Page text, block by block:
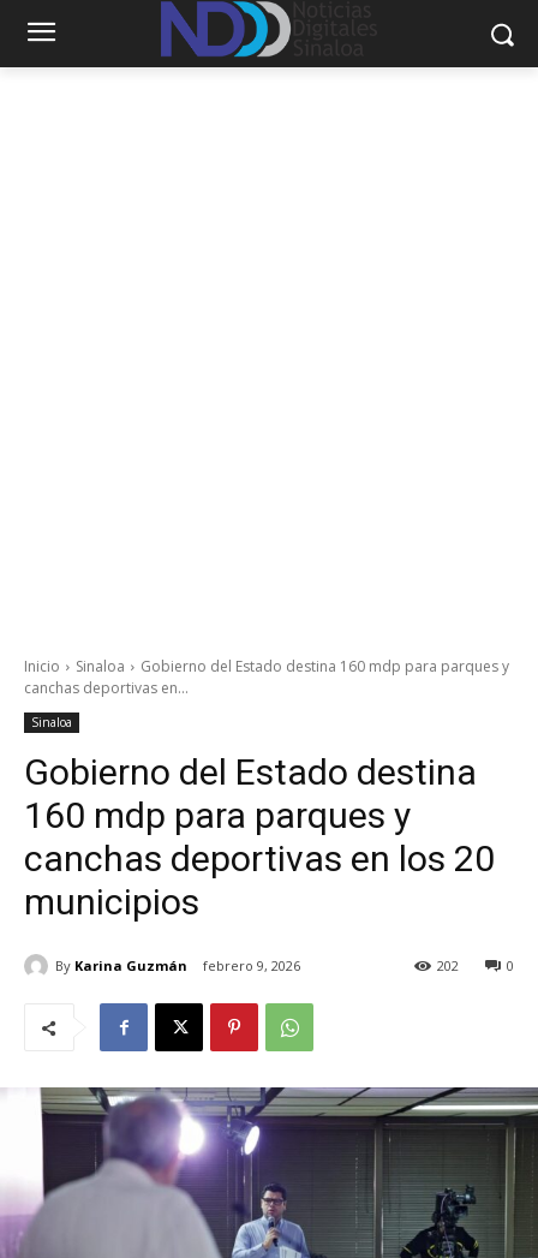
Inicio Sinaloa
Gobierno del Estado destina 160 mdp para parques y
canchas deportivas en...
Sinaloa
Gobierno del Estado destina
160 mdp para parques y
canchas deportivas en los 20
municipios
By Karina Guzmán febrero 9, 2026 0
202